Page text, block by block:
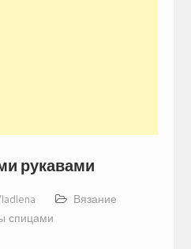
рукавами
Вязание
спицами